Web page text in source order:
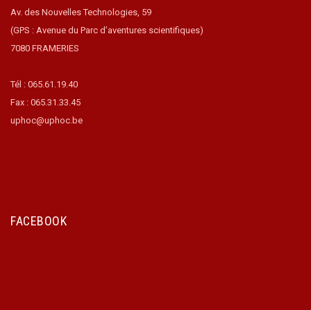
Av. des Nouvelles Technologies, 59
(GPS : Avenue du Parc d’aventures scientifiques)
7080 FRAMERIES
Tél : 065.61.19.40
Fax : 065.31.33.45
uphoc@uphoc.be
FACEBOOK